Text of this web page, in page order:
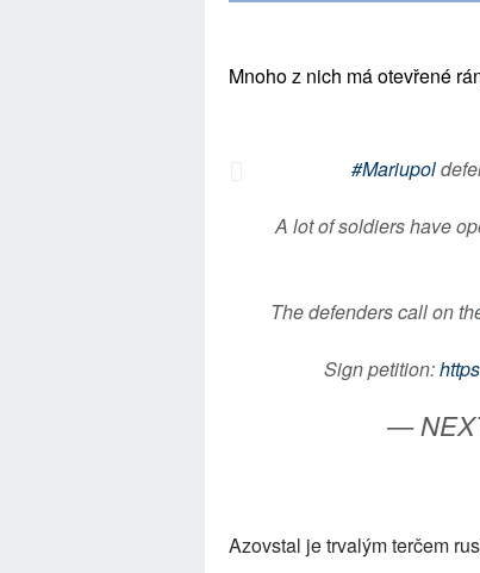
Mnoho z nich má otevřené
#Mariupol
A lot of soldiers have
The defenders call on
Sign petition:
—
Azovstal je trvalým terčem